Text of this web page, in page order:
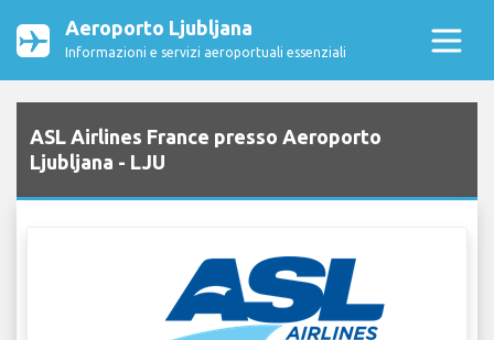
Aeroporto Ljubljana
Informazioni e servizi aeroportuali essenziali
ASL Airlines France presso Aeroporto
Ljubljana - LJU